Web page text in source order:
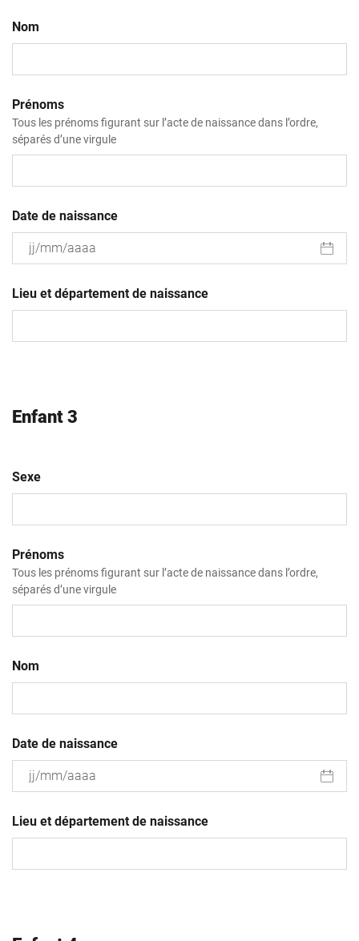
Nom
Prénoms
Tous les prénoms figurant sur l’acte de naissance dans l’ordre,
séparés d’une virgule
Date de naissance
slash
MM
Lieu et département de naissance
Enfant 3
Sexe
Prénoms
Tous les prénoms figurant sur l’acte de naissance dans l’ordre,
séparés d’une virgule
Nom
Date de naissance
slash
MM
Lieu et département de naissance